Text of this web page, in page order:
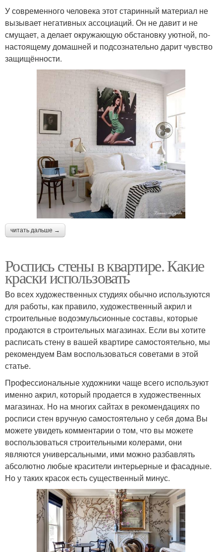
У современного человека этот старинный материал не
вызывает негативных ассоциаций. Он не давит и не
смущает, а делает окружающую обстановку уютной, по-
настоящему домашней и подсознательно дарит чувство
защищённости.
читать дальше →
Роспись стены в квартире. Какие
краски использовать
Во всех художественных студиях обычно используются
для работы, как правило, художественный акрил и
строительные водоэмульсионные составы, которые
продаются в строительных магазинах. Если вы хотите
расписать стену в вашей квартире самостоятельно, мы
рекомендуем Вам воспользоваться советами в этой
статье.
Профессиональные художники чаще всего используют
именно акрил, который продается в художественных
магазинах. Но на многих сайтах в рекомендациях по
росписи стен вручную самостоятельно у себя дома Вы
можете увидеть комментарии о том, что вы можете
воспользоваться строительными колерами, они
являются универсальными, ими можно разбавлять
абсолютно любые красители интерьерные и фасадные.
Но у таких красок есть существенный минус.